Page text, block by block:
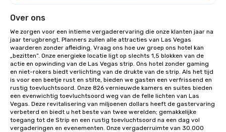
Over ons
We zorgen voor een intieme vergaderervaring die onze klanten jaar na
jaar terugbrengt. Planners zullen alle attracties van Las Vegas
waarderen zonder afleiding. Vraag ons hoe uw groep ons hotel kan
„bezitten”. Onze energieke locatie ligt op slechts 1,5 blokken van de
actie en opwinding van de Las Vegas strip. Ons hotel zonder gaming
en niet-rokers biedt verlichting van de drukte van de strip. Als het tijd
is voor een beetje rust en stilte, bieden we gasten een verfrissend en
rustig toevluchtsoord. Onze 826 vernieuwde kamers en suites bieden
een evenwichtig toevluchtsoord weg van de felle lichten van Las
Vegas. Deze revitalisering van miljoenen dollars heeft de gastervaring
verbeterd en biedt u het beste van twee werelden; gemakkelijke
toegang tot de Strip en een rustig toevluchtsoord na een dag vol
vergaderingen en evenementen. Onze vergaderruimte van 30.000